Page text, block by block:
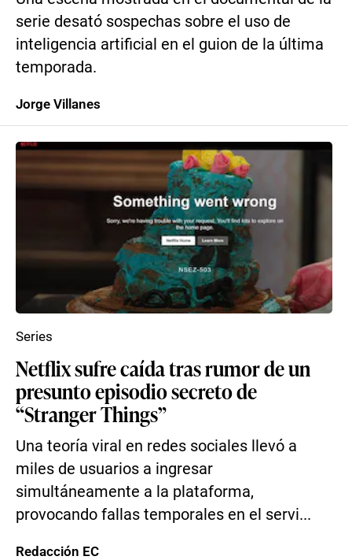
serie desató sospechas sobre el uso de
inteligencia artificial en el guion de la última
temporada.
Jorge Villanes
Netflix sufre caída tras rumor de un
presunto episodio secreto de
“Stranger Things”
Una teoría viral en redes sociales llevó a
miles de usuarios a ingresar
simultáneamente a la plataforma,
provocando fallas temporales en el servi...
Series
Redacción EC